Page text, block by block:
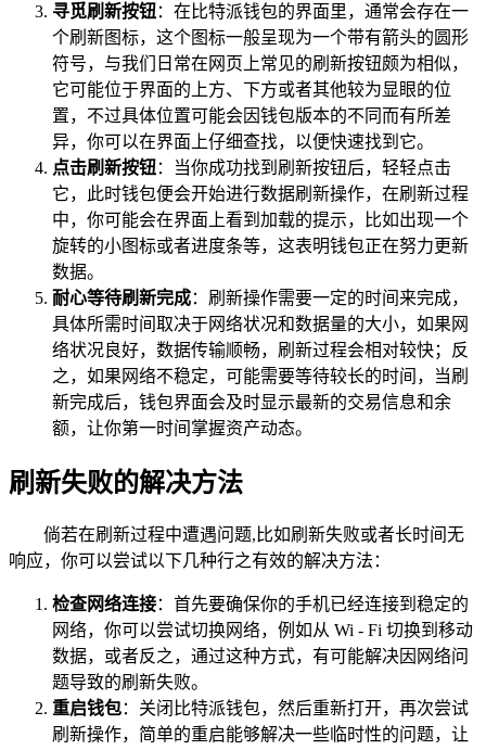
寻觅刷新按钮：在比特派钱包的界面里，通常会存在一
个刷新图标，这个图标一般呈现为一个带有箭头的圆形
符号，与我们日常在网页上常见的刷新按钮颇为相似，
它可能位于界面的上方、下方或者其他较为显眼的位
置，不过具体位置可能会因钱包版本的不同而有所差
异，你可以在界面上仔细查找，以便快速找到它。
点击刷新按钮：当你成功找到刷新按钮后，轻轻点击
它，此时钱包便会开始进行数据刷新操作，在刷新过程
中，你可能会在界面上看到加载的提示，比如出现一个
旋转的小图标或者进度条等，这表明钱包正在努力更新
数据。
耐心等待刷新完成：刷新操作需要一定的时间来完成，
具体所需时间取决于网络状况和数据量的大小，如果网
络状况良好，数据传输顺畅，刷新过程会相对较快；反
之，如果网络不稳定，可能需要等待较长的时间，当刷
新完成后，钱包界面会及时显示最新的交易信息和余
额，让你第一时间掌握资产动态。
刷新失败的解决方法
倘若在刷新过程中遭遇问题,比如刷新失败或者长时间无
响应，你可以尝试以下几种行之有效的解决方法：
检查网络连接：首先要确保你的手机已经连接到稳定的
网络，你可以尝试切换网络，例如从 Wi - Fi 切换到移动
数据，或者反之，通过这种方式，有可能解决因网络问
题导致的刷新失败。
重启钱包：关闭比特派钱包，然后重新打开，再次尝试
刷新操作，简单的重启能够解决一些临时性的问题，让